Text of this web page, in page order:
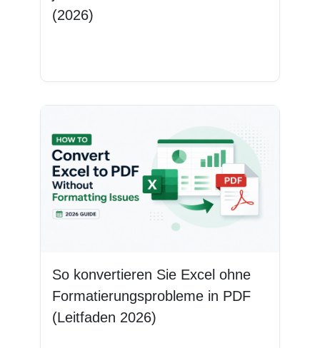
(2026)
So konvertieren Sie Excel ohne
Formatierungsprobleme in PDF
(Leitfaden 2026)